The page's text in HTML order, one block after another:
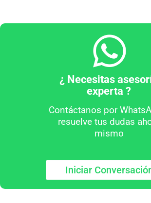
¿ Necesitas
experta ?
Contáctanos por
resuelve tus dudas
mismo
Iniciar